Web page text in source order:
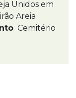
Unidos em
Areia
Cemitério